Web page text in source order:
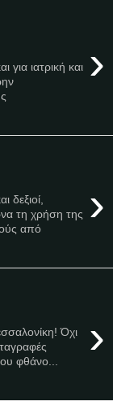
›
για ιατρική και
›
δεξιοί,
τη χρήση της
από
›
Όχι
φθάνο...